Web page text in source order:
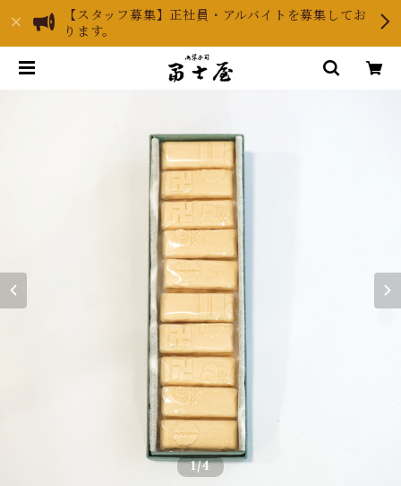
【スタッフ募集】正社員・アルバイトを募集してお
ります。
1/4